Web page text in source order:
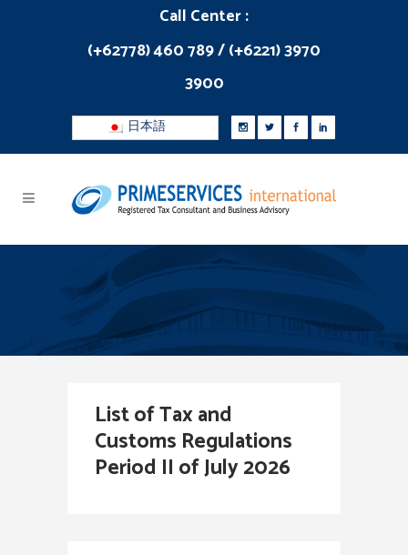
Call Center :
(+62778) 460 789 / (+6221) 3970
3900
日本語
List of Tax and
Customs Regulations
Period II of July 2026